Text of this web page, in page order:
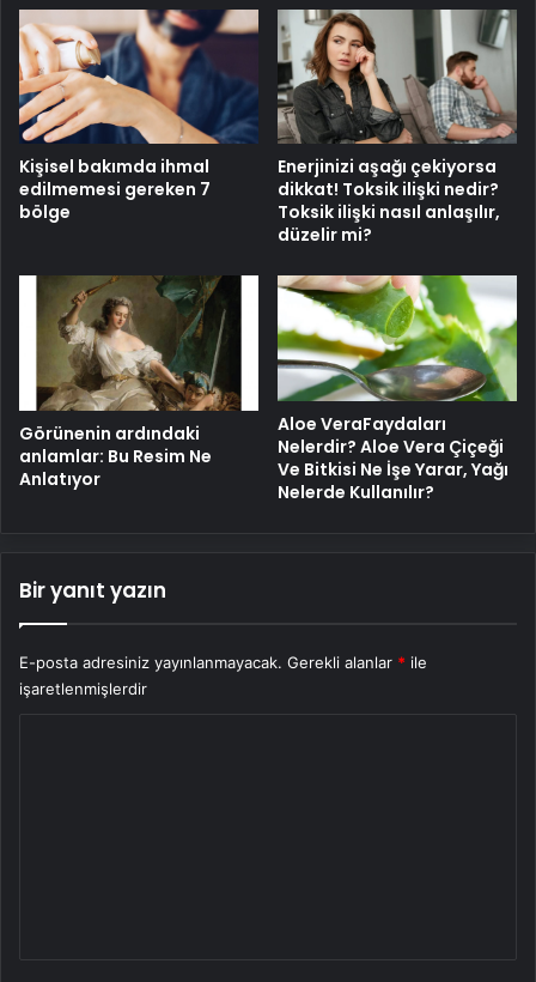
Kişisel bakımda ihmal
edilmemesi gereken 7
bölge
Enerjinizi aşağı çekiyorsa
dikkat! Toksik ilişki nedir?
Toksik ilişki nasıl anlaşılır,
düzelir mi?
Görünenin ardındaki
anlamlar: Bu Resim Ne
Anlatıyor
Aloe VeraFaydaları
Nelerdir? Aloe Vera Çiçeği
Ve Bitkisi Ne İşe Yarar, Yağı
Nelerde Kullanılır?
Bir yanıt yazın
E-posta adresiniz yayınlanmayacak. Gerekli alanlar * ile
işaretlenmişlerdir